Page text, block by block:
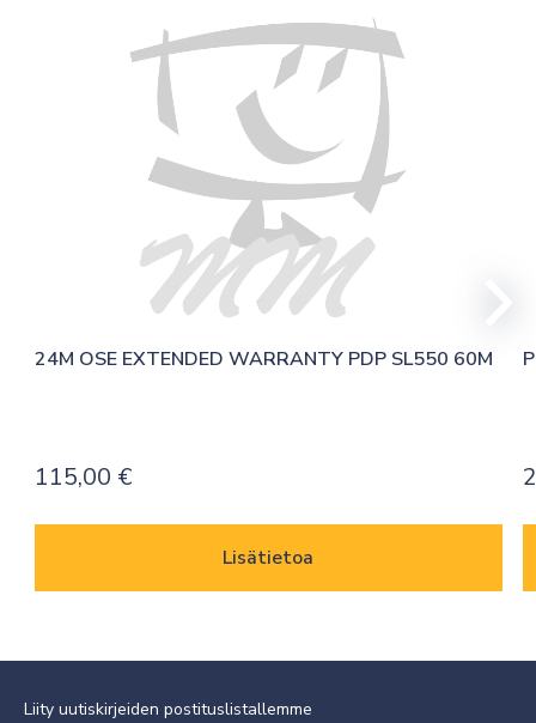
24M OSE EXTENDED WARRANTY PDP SL550 60M
115,00 €
Lisätietoa
Liity uutiskirjeiden postituslistallemme